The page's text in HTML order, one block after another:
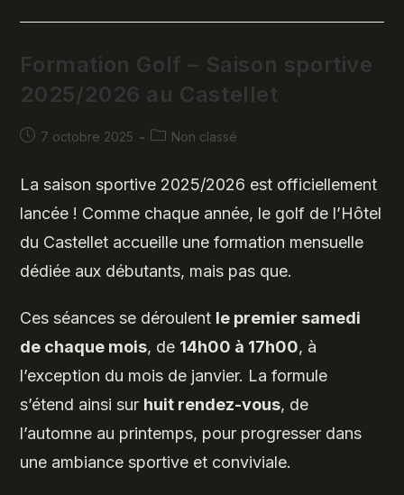
Au
Tournoi
Beaujolais
Formation Golf – Saison sportive
2025/2026 au Castellet
Publication
7 octobre 2025
PostNon classé
La saison sportive 2025/2026 est officiellement
lancée ! Comme chaque année, le golf de l’Hôtel
du Castellet accueille une formation mensuelle
dédiée aux débutants, mais pas que.
Ces séances se déroulent le premier samedi
de chaque mois, de 14h00 à 17h00, à
l’exception du mois de janvier. La formule
s’étend ainsi sur huit rendez-vous, de
l’automne au printemps, pour progresser dans
une ambiance sportive et conviviale.